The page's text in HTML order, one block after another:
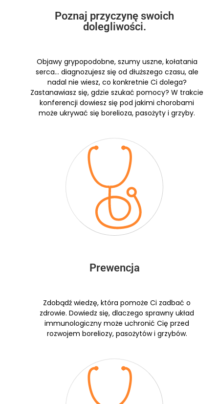
Poznaj przyczynę swoich
dolegliwości.
Objawy grypopodobne, szumy uszne, kołatania
serca… diagnozujesz się od dłuższego czasu, ale
nadal nie wiesz, co konkretnie Ci dolega?
Zastanawiasz się, gdzie szukać pomocy? W trakcie
konferencji dowiesz się pod jakimi chorobami
może ukrywać się borelioza, pasożyty i grzyby.
Prewencja
Zdobądź wiedzę, która pomoże Ci zadbać o
zdrowie. Dowiedz się, dlaczego sprawny układ
immunologiczny może uchronić Cię przed
rozwojem boreliozy, pasożytów i grzybów.